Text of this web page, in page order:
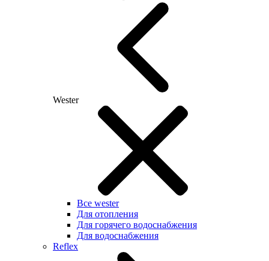
Wester
Все wester
Для отопления
Для горячего водоснабжения
Для водоснабжения
Reflex